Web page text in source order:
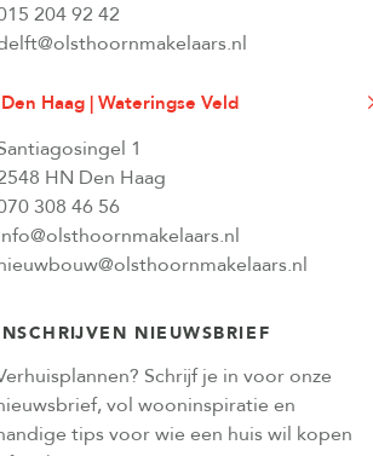
204 92 42
Den Haag | Wateringse Veld
1
HN Den Haag
308 46 56
NIEUWSBRIEF
Schrijf je in voor onze
vol wooninspiratie en
tips voor wie een huis wil kopen